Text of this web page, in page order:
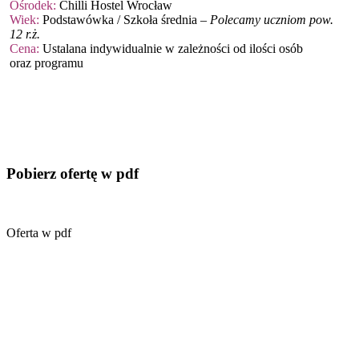
Ośrodek: Chilli Hostel Wrocław
Wiek: Podstawówka / Szkoła średnia – Polecamy uczniom pow.
12 r.ż.
Cena: Ustalana indywidualnie w zależności od ilości osób
oraz programu
Pobierz ofertę w pdf
Oferta w pdf